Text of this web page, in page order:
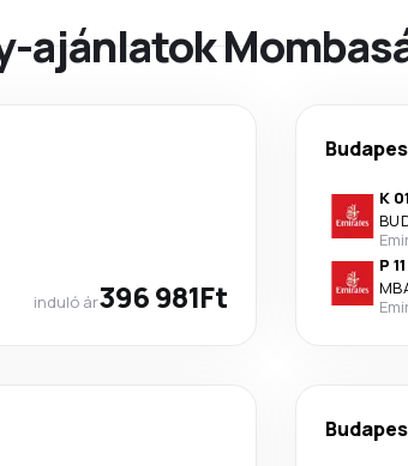
ajánlatok
induló ár396 981Ft
K
P